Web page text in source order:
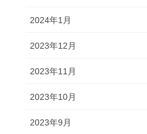
2024年1月
2023年12月
2023年11月
2023年10月
2023年9月